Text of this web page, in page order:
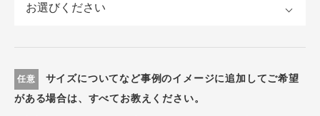
任意
サイズについてなど事例のイメージに追加してご希望
がある場合は、すべてお教えください。